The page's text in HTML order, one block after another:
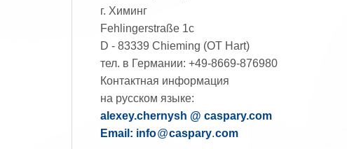
г. Химинг
Fehlingerstraße 1c
D - 83339 Chieming (OT Hart)
тел. в Германии: +49-8669-876980
Контактная информация
на русском языке:
alexey.chernysh @ caspary.com
Email: info@caspary.com